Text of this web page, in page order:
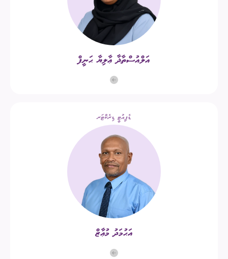
އަލްއުސްތާޛާ ޢާލިޔާ ޙަނީފް
ޑެޕިއުޓީ ޑިރެކްޓަރ
އަޙުމަދު މުޢާޒް